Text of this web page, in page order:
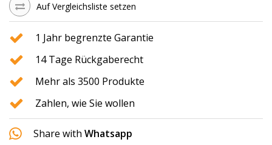
Auf Vergleichsliste setzen
1 Jahr begrenzte Garantie
14 Tage Rückgaberecht
Mehr als 3500 Produkte
Zahlen, wie Sie wollen
Share with Whatsapp